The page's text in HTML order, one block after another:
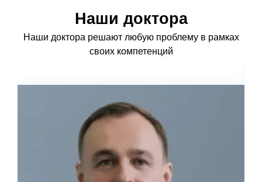
Наши доктора
Наши доктора решают любую проблему в рамках
своих компетенций